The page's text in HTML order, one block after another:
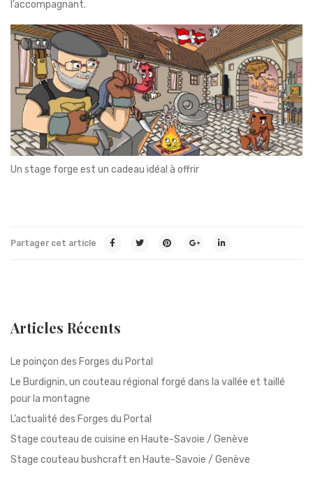
l’accompagnant.
Un stage forge est un cadeau idéal à offrir
Partager cet article
Articles Récents
Le poinçon des Forges du Portal
Le Burdignin, un couteau régional forgé dans la vallée et taillé
pour la montagne
L’actualité des Forges du Portal
Stage couteau de cuisine en Haute-Savoie / Genève
Stage couteau bushcraft en Haute-Savoie / Genève